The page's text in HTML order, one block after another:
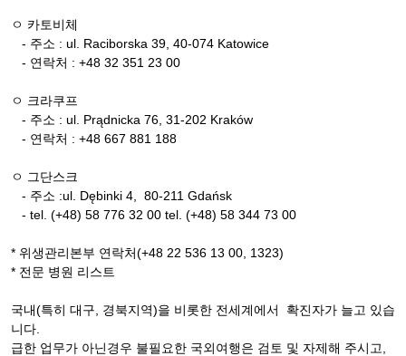
ㅇ 카토비체
- 주소 : ul. Raciborska 39, 40-074 Katowice
- 연락처 : +48 32 351 23 00
ㅇ 크라쿠프
- 주소 : ul. Prądnicka 76, 31-202 Kraków
- 연락처 : +48 667 881 188
ㅇ 그단스크
- 주소 :ul. Dębinki 4, 80-211 Gdańsk
- tel. (+48) 58 776 32 00 tel. (+48) 58 344 73 00
* 위생관리본부 연락처(+48 22 536 13 00, 1323)
* 전문 병원 리스트
국내(특히 대구, 경북지역)을 비롯한 전세계에서 확진자가 늘고 있습
니다.
급한 업무가 아닌경우 불필요한 국외여행은 검토 및 자제해 주시고,